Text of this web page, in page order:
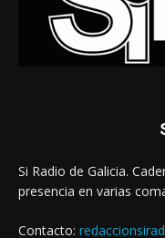
Si Radio de Galicia.
presencia en varias
Contacto: